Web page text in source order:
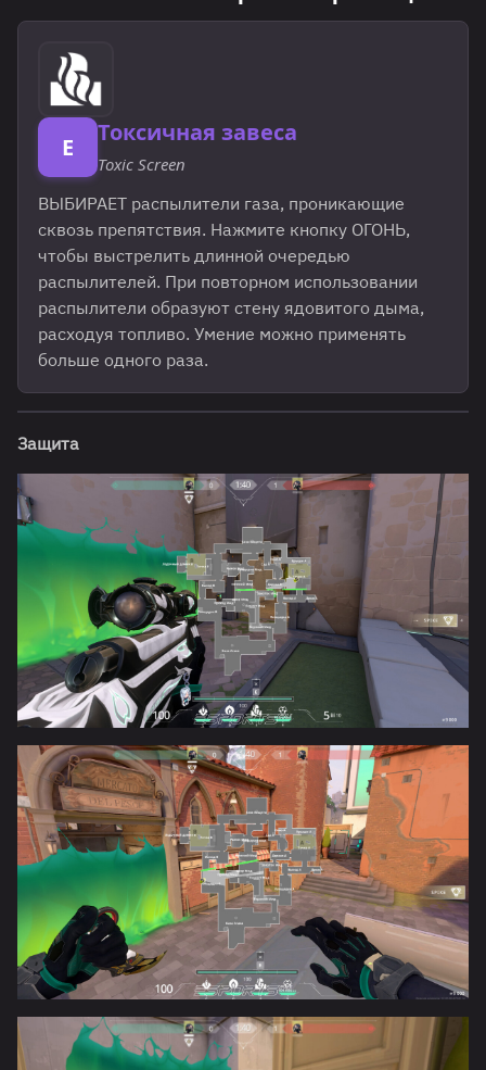
E Токсичная завеса
Toxic Screen
ВЫБИРАЕТ распылители газа, проникающие
сквозь препятствия. Нажмите кнопку ОГОНЬ,
чтобы выстрелить длинной очередью
распылителей. При повторном использовании
распылители образуют стену ядовитого дыма,
расходуя топливо. Умение можно применять
больше одного раза.
Защита